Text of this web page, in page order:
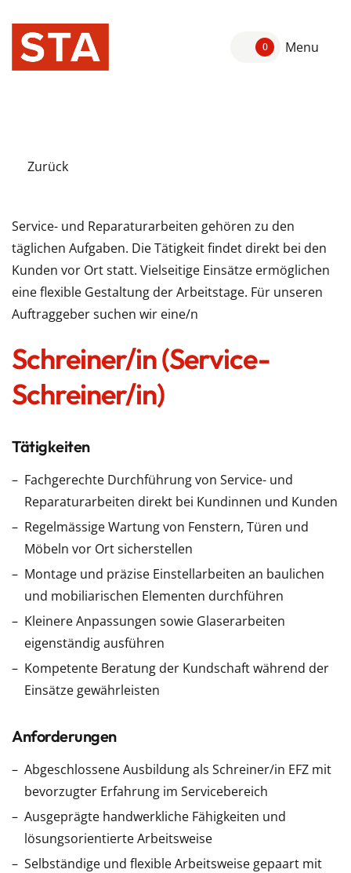
0 Menu
Zurück
Service- und Reparaturarbeiten gehören zu den
täglichen Aufgaben. Die Tätigkeit findet direkt bei den
Kunden vor Ort statt. Vielseitige Einsätze ermöglichen
eine flexible Gestaltung der Arbeitstage. Für unseren
Auftraggeber suchen wir eine/n
Schreiner/in (Service-
Schreiner/in)
Tätigkeiten
Fachgerechte Durchführung von Service- und
Reparaturarbeiten direkt bei Kundinnen und Kunden
Regelmässige Wartung von Fenstern, Türen und
Möbeln vor Ort sicherstellen
Montage und präzise Einstellarbeiten an baulichen
und mobiliarischen Elementen durchführen
Kleinere Anpassungen sowie Glaserarbeiten
eigenständig ausführen
Kompetente Beratung der Kundschaft während der
Einsätze gewährleisten
Anforderungen
Abgeschlossene Ausbildung als Schreiner/in EFZ mit
bevorzugter Erfahrung im Servicebereich
Ausgeprägte handwerkliche Fähigkeiten und
lösungsorientierte Arbeitsweise
Selbständige und flexible Arbeitsweise gepaart mit